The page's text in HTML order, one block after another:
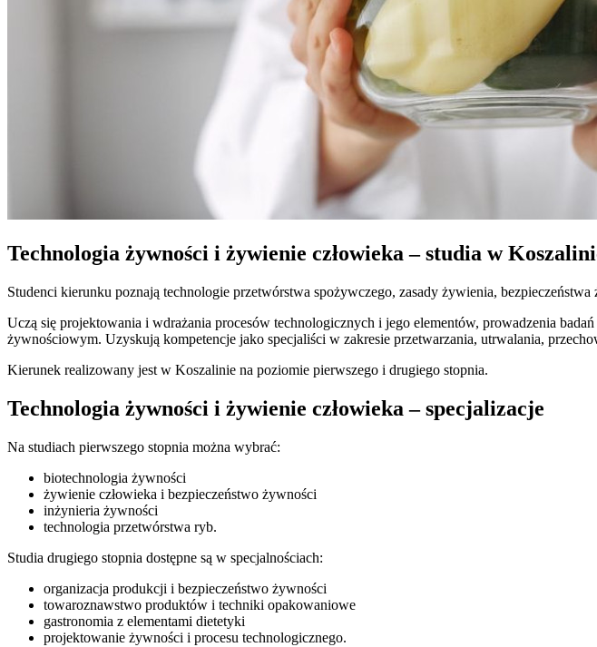
Technologia żywności i żywienie człowieka – studia w
Studenci kierunku poznają technologie przetwórstwa spożywczego, zasady żywienia,
Uczą się projektowania i wdrażania procesów technologicznych i jego elementów, prowadzenia
żywnościowym. Uzyskują kompetencje jako specjaliści w zakresie przetwarzania, utrwalania,
Kierunek realizowany jest w Koszalinie na poziomie pierwszego i drugiego stopnia.
Technologia żywności i żywienie człowieka – specjalizacje
Na studiach pierwszego stopnia można wybrać:
biotechnologia żywności
żywienie człowieka i bezpieczeństwo żywności
inżynieria żywności
technologia przetwórstwa ryb.
Studia drugiego stopnia dostępne są w specjalnościach:
organizacja produkcji i bezpieczeństwo żywności
towaroznawstwo produktów i techniki opakowaniowe
gastronomia z elementami dietetyki
projektowanie żywności i procesu technologicznego.